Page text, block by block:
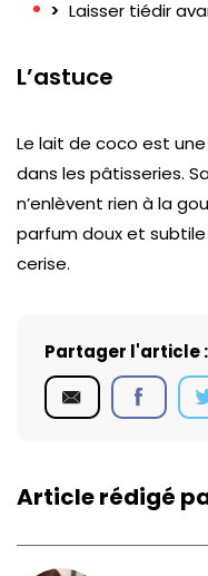
> Laisser tiédir
L’astuce
Le lait de coco est
dans les pâtisseries.
n’enlèvent rien à la
parfum doux et
cerise.
Partager l'article :
Article rédigé